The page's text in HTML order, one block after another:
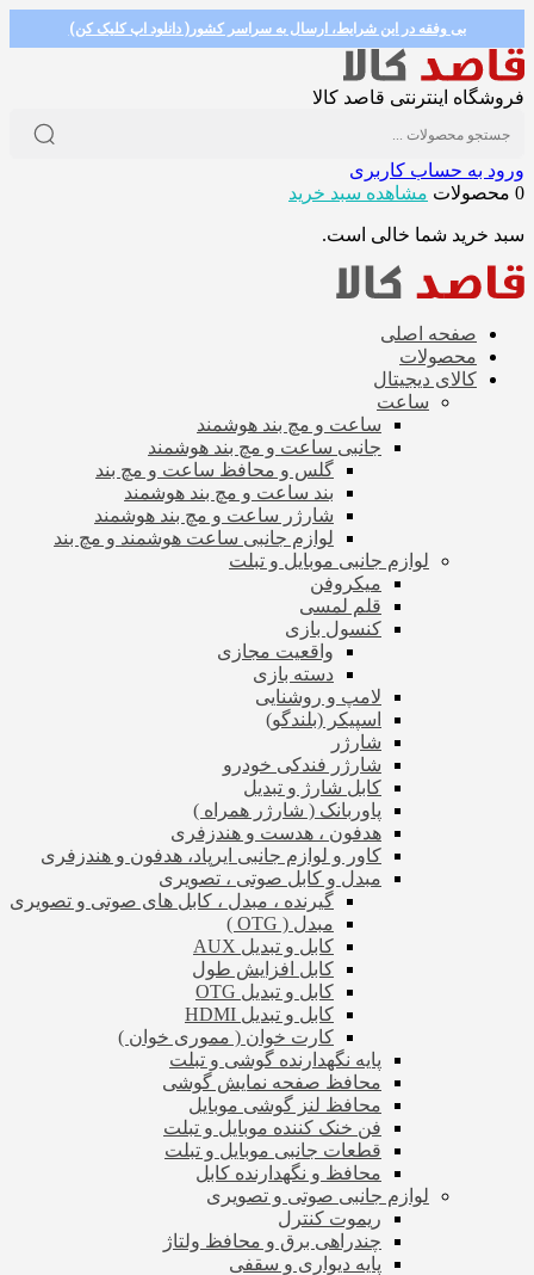
بی وفقه در این شرایط، ارسال به سراسر کشور( دانلود اپ کلیک کن)
فروشگاه اینترنتی قاصد کالا
ورود به حساب کاربری
0 محصولات
مشاهده سبد خرید
سبد خرید شما خالی است.
صفحه اصلی
محصولات
کالای دیجیتال
ساعت
ساعت و مچ بند هوشمند
جانبی ساعت و مچ بند هوشمند
گلس و محافظ ساعت و مچ بند
بند ساعت و مچ بند هوشمند
شارژر ساعت و مچ بند هوشمند
لوازم جانبی ساعت هوشمند و مچ بند
لوازم جانبی موبایل و تبلت
میکروفن
قلم لمسی
کنسول بازی
واقعیت مجازی
دسته بازی
لامپ و روشنایی
اسپیکر (بلندگو)
شارژر
شارژر فندکی خودرو
کابل شارژ و تبدیل
پاوربانک ( شارژر همراه )
هدفون ، هدست و هندزفری
کاور و لوازم جانبی ایرپاد، هدفون و هندزفری
مبدل و کابل صوتی ، تصویری
گیرنده ، مبدل ، کابل های صوتی و تصویری
مبدل ( OTG )
کابل و تبدیل AUX
کابل افزایش طول
کابل و تبدیل OTG
کابل و تبدیل HDMI
کارت خوان ( مموری خوان )
پایه نگهدارنده گوشی و تبلت
محافظ صفحه نمایش گوشی
محافظ لنز گوشی موبایل
فن خنک کننده موبایل و تبلت
قطعات جانبی موبایل و تبلت
محافظ و نگهدارنده کابل
لوازم جانبی صوتی و تصویری
ریموت کنترل
چندراهی برق و محافظ ولتاژ
پایه دیواری و سقفی